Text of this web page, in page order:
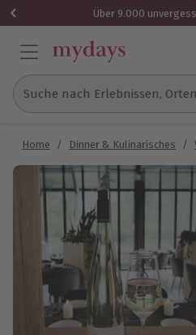
Über 9.000
Suche nach Erlebnissen,
Home / Dinner & Kulinarisches /